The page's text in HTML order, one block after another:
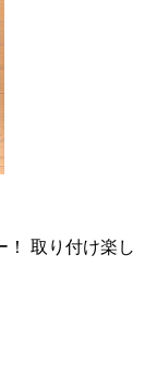
！ 取り付け楽し